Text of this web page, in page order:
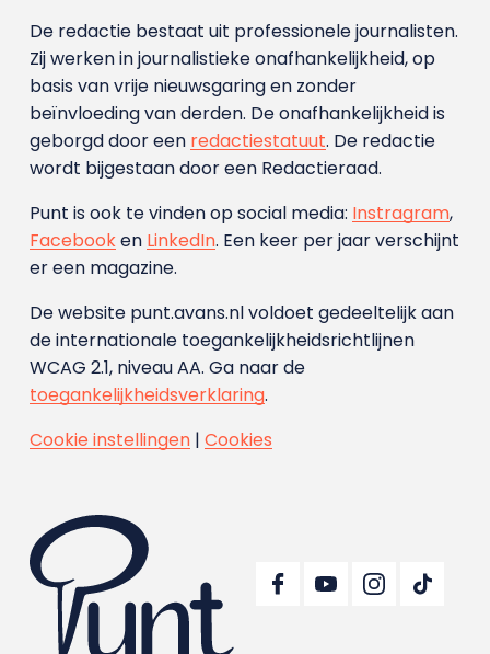
De redactie bestaat uit professionele journalisten.
Zij werken in journalistieke onafhankelijkheid, op
basis van vrije nieuwsgaring en zonder
beïnvloeding van derden. De onafhankelijkheid is
geborgd door een redactiestatuut. De redactie
wordt bijgestaan door een Redactieraad.
Punt is ook te vinden op social media: Instragram,
Facebooken LinkedIn. Een keer per jaar verschijnt
er een magazine.
De website punt.avans.nl voldoet gedeeltelijk aan
de internationale toegankelijkheidsrichtlijnen
WCAG 2.1, niveau AA. Ga naar de
toegankelijkheidsverklaring.
Cookie instellingen| Cookies